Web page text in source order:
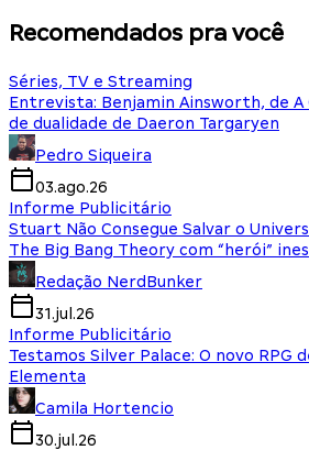
Recomendados pra você
Séries, TV e Streaming
Entrevista: Benjamin Ainsworth, de A
de dualidade de Daeron Targaryen
Pedro Siqueira
03.ago.26
Informe Publicitário
Stuart Não Consegue Salvar o
The Big Bang Theory com “herói”
Redação NerdBunker
31.jul.26
Informe Publicitário
Testamos Silver Palace: O novo RPG
Elementa
Camila Hortencio
30.jul.26